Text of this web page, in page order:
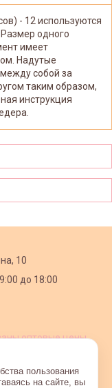
- 12 используются
одного
имеет
Надутые
собой за
таким образом,
инструкция
10
до 18:00
оптовые цены,
пользования
на сайте, вы